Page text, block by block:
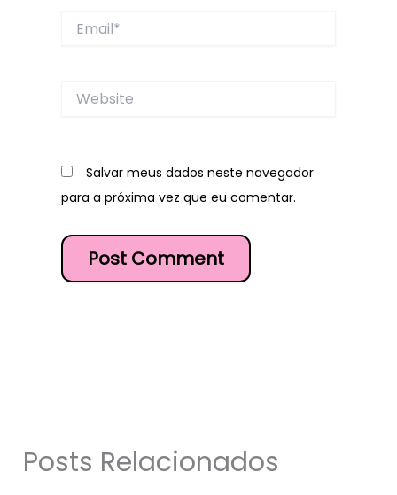
Website
Salvar meus dados neste navegador
para a próxima vez que eu comentar.
Posts Relacionados